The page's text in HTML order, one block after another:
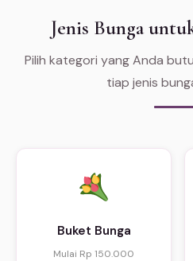
Jenis Bunga
Pilih kategori yang Anda
tiap jenis
Buket Bunga
Mulai Rp 150.000